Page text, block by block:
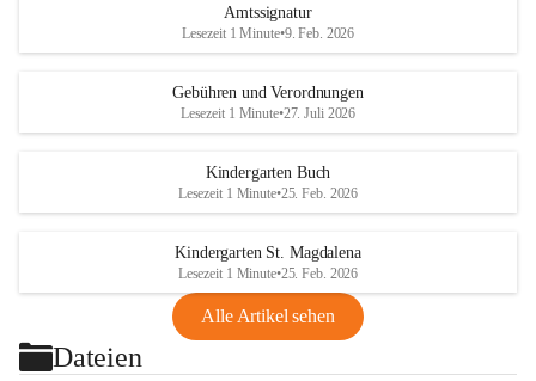
Amtssignatur
Lesezeit 1 Minute•9. Feb. 2026
Gebühren und Verordnungen
Lesezeit 1 Minute•27. Juli 2026
Kindergarten Buch
Lesezeit 1 Minute•25. Feb. 2026
Kindergarten St. Magdalena
Lesezeit 1 Minute•25. Feb. 2026
Alle Artikel sehen
Dateien